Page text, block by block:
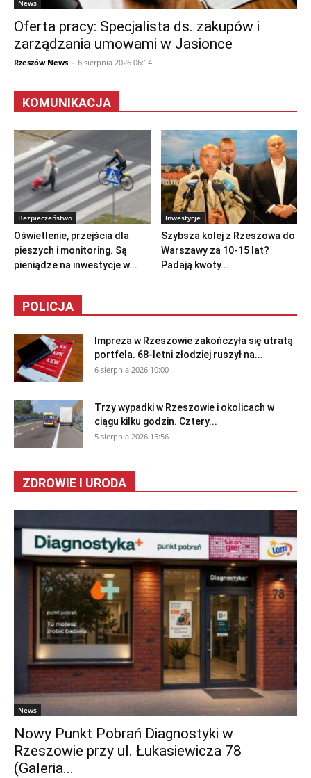
News
Oferta pracy: Specjalista ds. zakupów i
zarządzania umowami w Jasionce
Rzeszów News - 6 sierpnia 2026 06:14
KOMUNIKACJA
Bezpieczeństwo
Oświetlenie, przejścia dla
pieszych i monitoring. Są
pieniądze na inwestycje w...
Inwestycje
Szybsza kolej z Rzeszowa do
Warszawy za 10-15 lat?
Padają kwoty...
POLICJA
Impreza w Rzeszowie zakończyła się utratą
portfela. 68-letni złodziej ruszył na...
6 sierpnia 2026 10:00
Trzy wypadki w Rzeszowie i okolicach w
ciągu kilku godzin. Cztery...
5 sierpnia 2026 15:56
ZDROWIE I URODA
News
Nowy Punkt Pobrań Diagnostyki w
Rzeszowie przy ul. Łukasiewicza 78
(Galeria...